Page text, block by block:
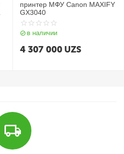
принтер МФУ Canon MAXIFY
GX3040
в наличии
4 307 000 UZS